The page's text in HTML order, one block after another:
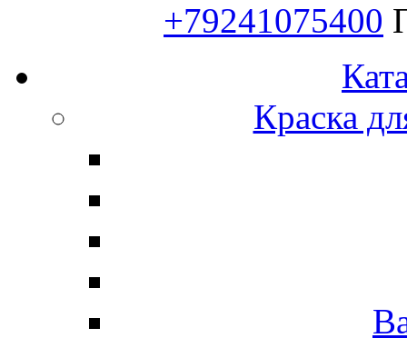
+79241075400
Краска